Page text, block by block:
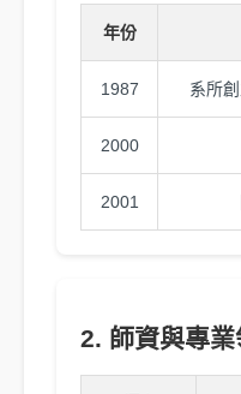
年份
1987 系所
2000
2001
2. 師資與專業